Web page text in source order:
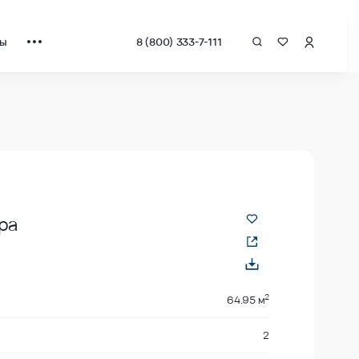
8 (800) 333-7-111
64.95 м2
2